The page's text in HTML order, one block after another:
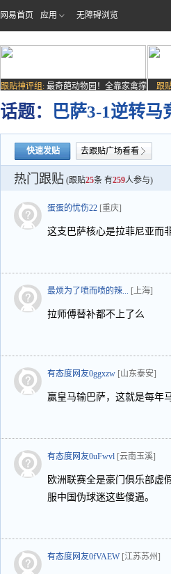
网易首页 应用 无障碍浏览
跟贴神评组: 最奇葩动物园！全靠家禽撑
场子
跟
话题： 巴萨3-1逆转马
快速发贴 去跟贴广场看看
热门跟贴 (跟贴25条 有259人参与)
蛋蛋的忧伤22 [重庆]
这支巴萨核心是拉菲尼亚而
最烦为了喷而喷的辣... [上海]
拉师傅替补都不上了么
有态度网友0ggxzw [山东泰安]
赢皇马输巴萨，这就是每年
有态度网友0uFwvl [云南玉溪]
欧洲联赛全是豪门俱乐部虚
服中国伪球迷这些傻逼。
有态度网友0fVAEW [江苏苏州]